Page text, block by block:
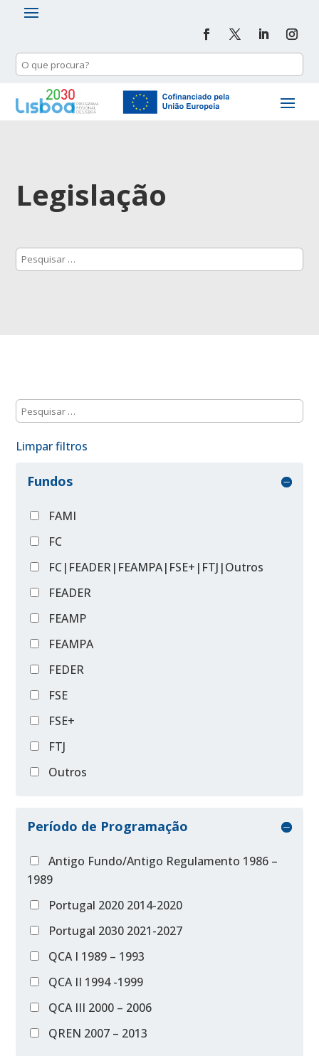
Legislação
Limpar filtros
Fundos
FAMI
FC
FC|FEADER|FEAMPA|FSE+|FTJ|Outros
FEADER
FEAMP
FEAMPA
FEDER
FSE
FSE+
FTJ
Outros
Período de Programação
Antigo Fundo/Antigo Regulamento 1986 –
1989
Portugal 2020 2014-2020
Portugal 2030 2021-2027
QCA I 1989 – 1993
QCA II 1994 -1999
QCA III 2000 – 2006
QREN 2007 – 2013